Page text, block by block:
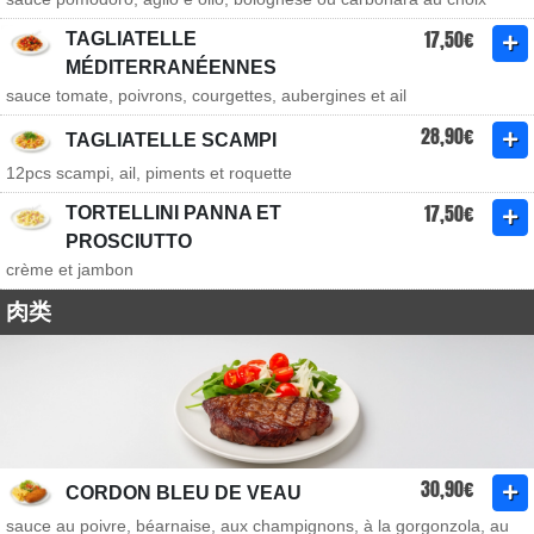
TAGLIATELLE
MÉDITERRANÉENNES
17,50€
sauce tomate, poivrons, courgettes, aubergines et ail
TAGLIATELLE SCAMPI 28,90€
12pcs scampi, ail, piments et roquette
TORTELLINI PANNA ET
PROSCIUTTO
17,50€
crème et jambon
肉类
CORDON BLEU DE VEAU 30,90€
sauce au poivre, béarnaise, aux champignons, à la gorgonzola, au